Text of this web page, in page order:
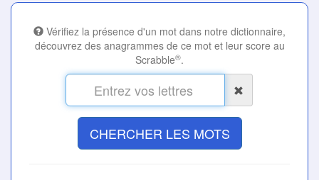
Vérifiez la présence d'un mot dans notre dictionnaire,
découvrez des anagrammes de ce mot et leur score au
Scrabble®.
CHERCHER LES MOTS